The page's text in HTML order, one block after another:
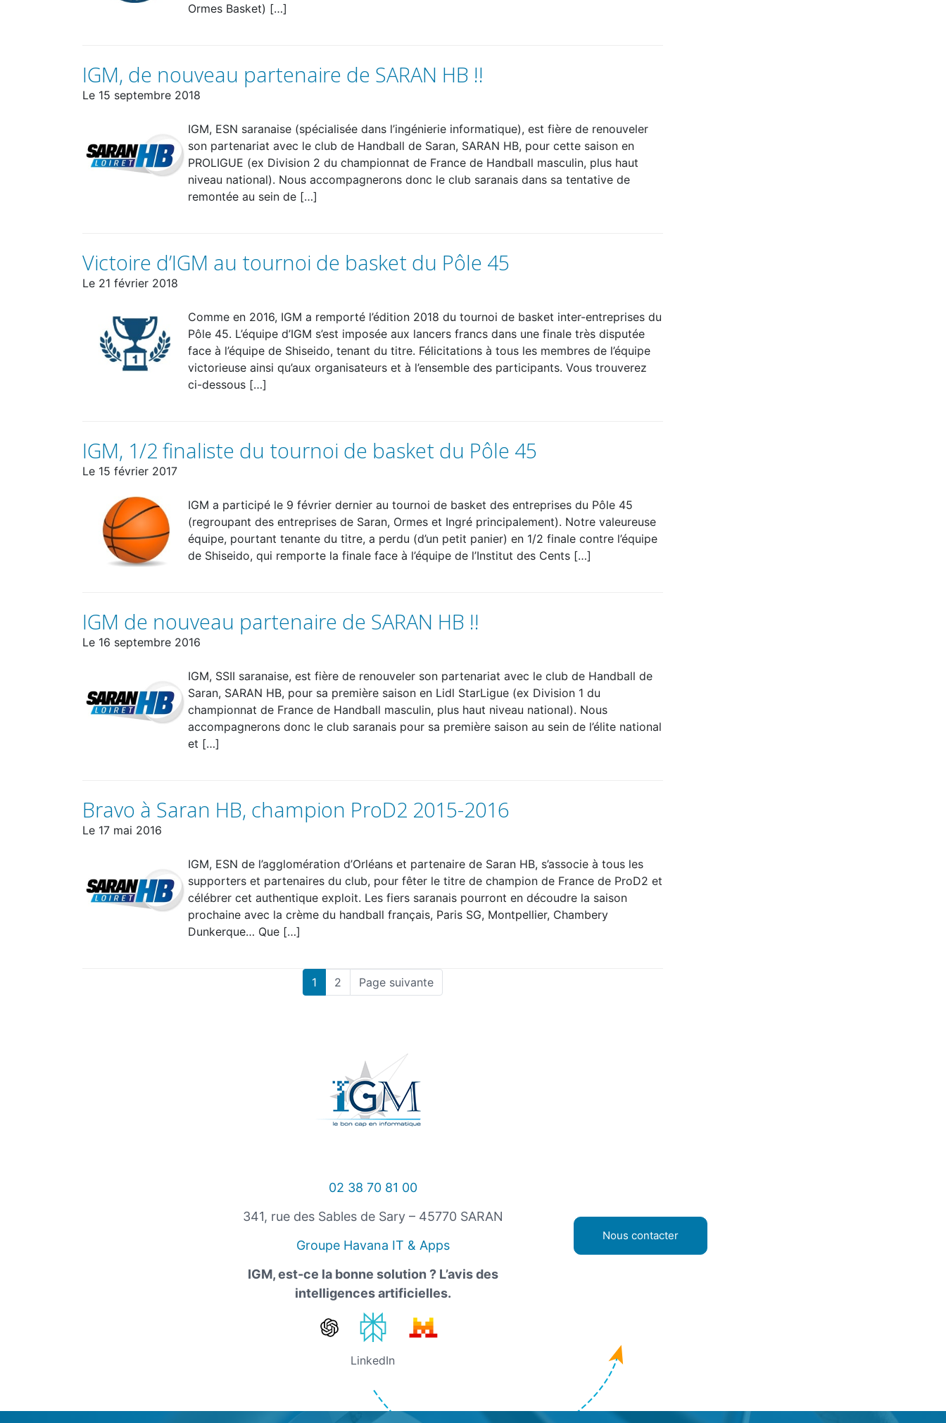
Ormes Basket) […]
IGM, de nouveau partenaire de SARAN HB !!
Le 15 septembre 2018
IGM, ESN saranaise (spécialisée dans l’ingénierie informatique), est fière de renouveler
son partenariat avec le club de Handball de Saran, SARAN HB, pour cette saison en
PROLIGUE (ex Division 2 du championnat de France de Handball masculin, plus haut
niveau national). Nous accompagnerons donc le club saranais dans sa tentative de
remontée au sein de […]
Victoire d’IGM au tournoi de basket du Pôle 45
Le 21 février 2018
Comme en 2016, IGM a remporté l’édition 2018 du tournoi de basket inter-entreprises du
Pôle 45. L’équipe d’IGM s’est imposée aux lancers francs dans une finale très disputée
face à l’équipe de Shiseido, tenant du titre. Félicitations à tous les membres de l’équipe
victorieuse ainsi qu’aux organisateurs et à l’ensemble des participants. Vous trouverez
ci-dessous […]
IGM, 1/2 finaliste du tournoi de basket du Pôle 45
Le 15 février 2017
IGM a participé le 9 février dernier au tournoi de basket des entreprises du Pôle 45
(regroupant des entreprises de Saran, Ormes et Ingré principalement). Notre valeureuse
équipe, pourtant tenante du titre, a perdu (d’un petit panier) en 1/2 finale contre l’équipe
de Shiseido, qui remporte la finale face à l’équipe de l’Institut des Cents […]
IGM de nouveau partenaire de SARAN HB !!
Le 16 septembre 2016
IGM, SSII saranaise, est fière de renouveler son partenariat avec le club de Handball de
Saran, SARAN HB, pour sa première saison en Lidl StarLigue (ex Division 1 du
championnat de France de Handball masculin, plus haut niveau national). Nous
accompagnerons donc le club saranais pour sa première saison au sein de l’élite national
et […]
Bravo à Saran HB, champion ProD2 2015-2016
Le 17 mai 2016
IGM, ESN de l’agglomération d’Orléans et partenaire de Saran HB, s’associe à tous les
supporters et partenaires du club, pour fêter le titre de champion de France de ProD2 et
célébrer cet authentique exploit. Les fiers saranais pourront en découdre la saison
prochaine avec la crème du handball français, Paris SG, Montpellier, Chambery
Dunkerque… Que […]
1 2 Page suivante
02 38 70 81 00
341, rue des Sables de Sary – 45770 SARAN
Groupe Havana IT & Apps
IGM, est-ce la bonne solution ? L’avis des
intelligences artificielles.
LinkedIn
Nous contacter